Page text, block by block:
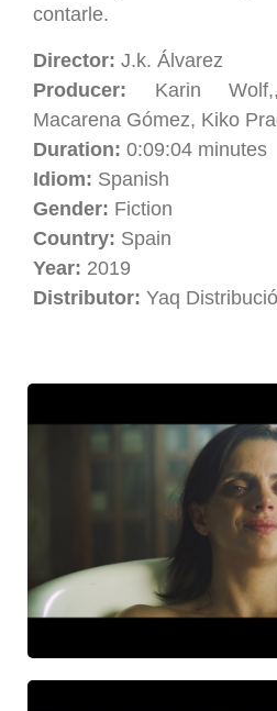
contarle.
Director: J.k. Álvarez
Producer: Karin
Macarena Gómez, Kiko
Duration: 0:09:04 minutes
Idiom: Spanish
Gender: Fiction
Country: Spain
Year: 2019
Distributor: Yaq